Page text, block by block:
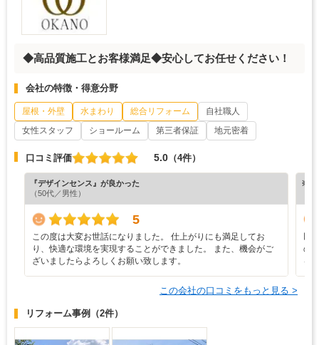
◆高品質施工とお客様満足◆安心してお任せください！
会社の特徴・得意分野
屋根・外壁 水まわり 総合リフォーム
自社職人
女性スタッフ
ショールーム 第三者保証 地元密着
口コミ評価 5.0 （4件）
『デザインセンス』が良かった
（50代／男性）
5
この度は大変お世話になりました。 仕上がりにも満足してお
り、快適な環境を実現することができました。 また、機会がご
ざいましたらよろしくお願い致します。
※ホ
の
る
この会社の口コミをもっと見る >
リフォーム事例 （2件）